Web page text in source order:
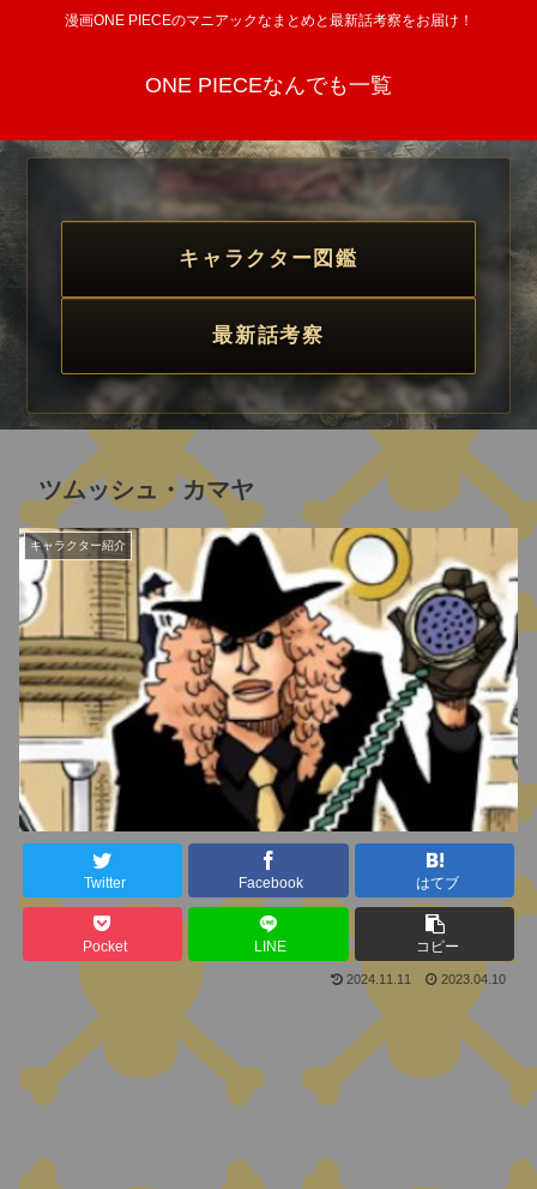
漫画ONE PIECEのマニアックなまとめと最新話考察をお届け！
ONE PIECEなんでも一覧
キャラクター図鑑
最新話考察
ツムッシュ・カマヤ
キャラクター紹介
Twitter Facebook はてブ
Pocket LINE コピー
2024.11.11 2023.04.10